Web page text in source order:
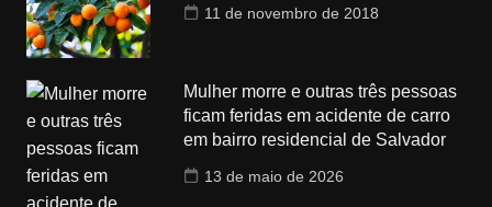
11 de novembro de 2018
Mulher morre e outras três pessoas
ficam feridas em acidente de carro
em bairro residencial de Salvador
13 de maio de 2026